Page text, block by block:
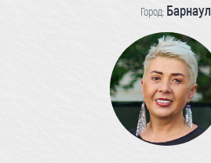
Город: Барнаул